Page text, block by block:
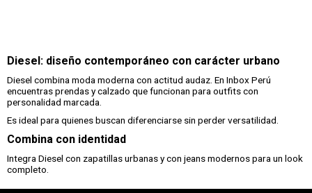
Diesel: diseño contemporáneo con carácter urbano
Diesel combina moda moderna con actitud audaz. En Inbox Perú
encuentras prendas y calzado que funcionan para outfits con
personalidad marcada.
Es ideal para quienes buscan diferenciarse sin perder versatilidad.
Combina con identidad
Integra Diesel con zapatillas urbanas y con jeans modernos para un look
completo.